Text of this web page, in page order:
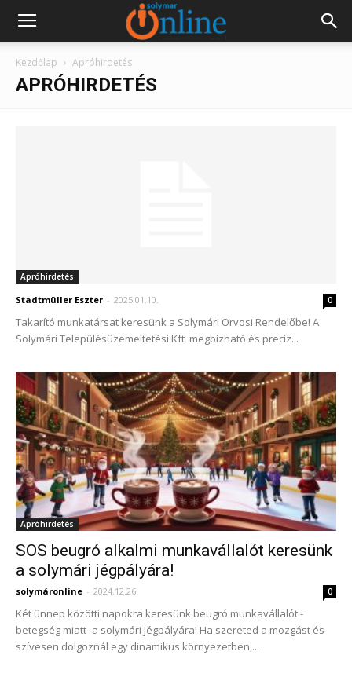
Kezdőlap Apróhirdetés
APRÓHIRDETÉS
Apróhirdetés
Stadtmüller Eszter - 2025.01.10. 0
Takarító munkatársat keresünk a Solymári Orvosi Rendelőbe! A
Solymári Településüzemeltetési Kft megbízható és precíz...
Apróhirdetés
SOS beugró alkalmi munkavállalót keresünk
a solymári jégpályára!
solymáronline - 2024.12.26. 0
Két ünnep közötti napokra keresünk beugró munkavállalót -
betegség miatt- a solymári jégpályára! Ha szereted a mozgást és
szívesen dolgoznál egy dinamikus környezetben,...